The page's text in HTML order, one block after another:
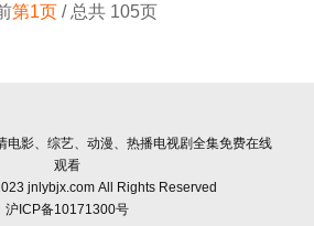
第1页 / 总共 105页
电影、综艺、动漫、热播电视剧全集免费在线
观看
jnlybjx.com All Rights Reserved
沪ICP备10171300号